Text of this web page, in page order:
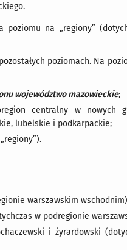
poziomu na „regiony”
poziomach. Na
województwo mazowieckie;
centralny w nowych
lubelskie i podkarpackie;
warszawskim
w podregionie
i żyrardowski